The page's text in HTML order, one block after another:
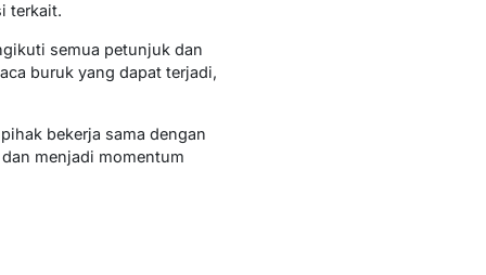
terkait.
semua petunjuk dan
buruk yang dapat terjadi,
bekerja sama dengan
menjadi momentum